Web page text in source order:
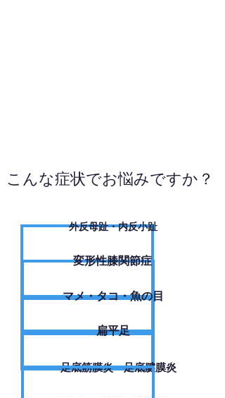
こんな症状でお悩みですか？
外反母趾・内反小趾
変形性膝関節症
​マメ・タコ・魚の目
扁平足
足底筋膜炎・足底腱膜炎